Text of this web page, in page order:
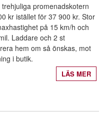
promenadskotern
kr istället för 37 900 kr. Stor
på 15 km/h och
Laddare och 2 st
hem om så önskas, mot
i butik.
LÄS MER